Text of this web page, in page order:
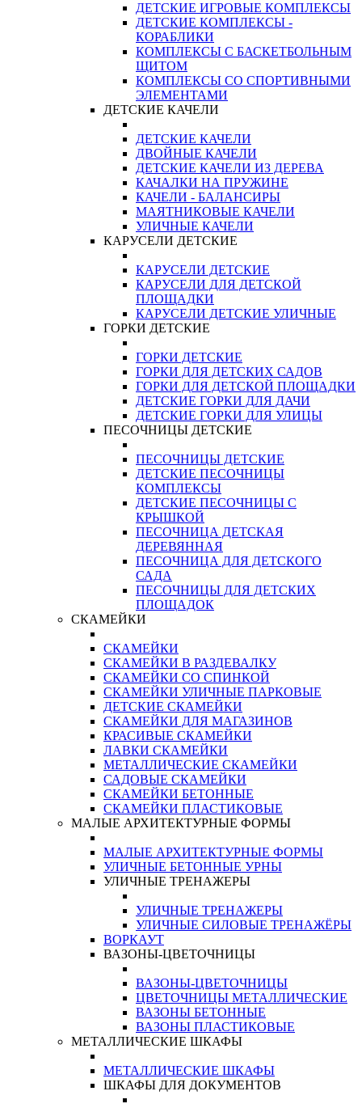
ДЕТСКИЕ ИГРОВЫЕ КОМПЛЕКСЫ
ДЕТСКИЕ КОМПЛЕКСЫ -
КОРАБЛИКИ
КОМПЛЕКСЫ С БАСКЕТБОЛЬНЫМ
ЩИТОМ
КОМПЛЕКСЫ СО СПОРТИВНЫМИ
ЭЛЕМЕНТАМИ
ДЕТСКИЕ КАЧЕЛИ
ДЕТСКИЕ КАЧЕЛИ
ДВОЙНЫЕ КАЧЕЛИ
ДЕТСКИЕ КАЧЕЛИ ИЗ ДЕРЕВА
КАЧАЛКИ НА ПРУЖИНЕ
КАЧЕЛИ - БАЛАНСИРЫ
МАЯТНИКОВЫЕ КАЧЕЛИ
УЛИЧНЫЕ КАЧЕЛИ
КАРУСЕЛИ ДЕТСКИЕ
КАРУСЕЛИ ДЕТСКИЕ
КАРУСЕЛИ ДЛЯ ДЕТСКОЙ
ПЛОЩАДКИ
КАРУСЕЛИ ДЕТСКИЕ УЛИЧНЫЕ
ГОРКИ ДЕТСКИЕ
ГОРКИ ДЕТСКИЕ
ГОРКИ ДЛЯ ДЕТСКИХ САДОВ
ГОРКИ ДЛЯ ДЕТСКОЙ ПЛОЩАДКИ
ДЕТСКИЕ ГОРКИ ДЛЯ ДАЧИ
ДЕТСКИЕ ГОРКИ ДЛЯ УЛИЦЫ
ПЕСОЧНИЦЫ ДЕТСКИЕ
ПЕСОЧНИЦЫ ДЕТСКИЕ
ДЕТСКИЕ ПЕСОЧНИЦЫ
КОМПЛЕКСЫ
ДЕТСКИЕ ПЕСОЧНИЦЫ С
КРЫШКОЙ
ПЕСОЧНИЦА ДЕТСКАЯ
ДЕРЕВЯННАЯ
ПЕСОЧНИЦА ДЛЯ ДЕТСКОГО
САДА
ПЕСОЧНИЦЫ ДЛЯ ДЕТСКИХ
ПЛОЩАДОК
СКАМЕЙКИ
СКАМЕЙКИ
СКАМЕЙКИ В РАЗДЕВАЛКУ
СКАМЕЙКИ СО СПИНКОЙ
СКАМЕЙКИ УЛИЧНЫЕ ПАРКОВЫЕ
ДЕТСКИЕ СКАМЕЙКИ
СКАМЕЙКИ ДЛЯ МАГАЗИНОВ
КРАСИВЫЕ СКАМЕЙКИ
ЛАВКИ СКАМЕЙКИ
МЕТАЛЛИЧЕСКИЕ СКАМЕЙКИ
САДОВЫЕ СКАМЕЙКИ
СКАМЕЙКИ БЕТОННЫЕ
СКАМЕЙКИ ПЛАСТИКОВЫЕ
МАЛЫЕ АРХИТЕКТУРНЫЕ ФОРМЫ
МАЛЫЕ АРХИТЕКТУРНЫЕ ФОРМЫ
УЛИЧНЫЕ БЕТОННЫЕ УРНЫ
УЛИЧНЫЕ ТРЕНАЖЕРЫ
УЛИЧНЫЕ ТРЕНАЖЕРЫ
УЛИЧНЫЕ СИЛОВЫЕ ТРЕНАЖЁРЫ
ВОРКАУТ
ВАЗОНЫ-ЦВЕТОЧНИЦЫ
ВАЗОНЫ-ЦВЕТОЧНИЦЫ
ЦВЕТОЧНИЦЫ МЕТАЛЛИЧЕСКИЕ
ВАЗОНЫ БЕТОННЫЕ
ВАЗОНЫ ПЛАСТИКОВЫЕ
МЕТАЛЛИЧЕСКИЕ ШКАФЫ
МЕТАЛЛИЧЕСКИЕ ШКАФЫ
ШКАФЫ ДЛЯ ДОКУМЕНТОВ